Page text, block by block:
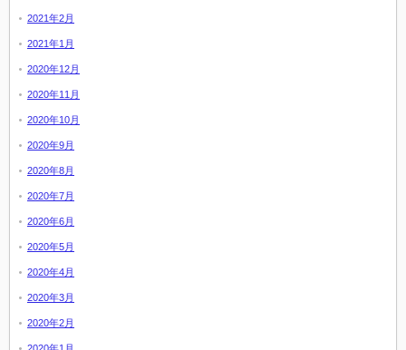
2021年2月
2021年1月
2020年12月
2020年11月
2020年10月
2020年9月
2020年8月
2020年7月
2020年6月
2020年5月
2020年4月
2020年3月
2020年2月